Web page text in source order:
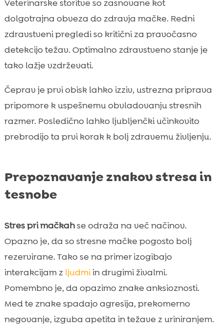
Veterinarske storitve so zasnovane kot
dolgotrajna obveza do zdravja mačke. Redni
zdravstveni pregledi so kritični za pravočasno
detekcijo težav. Optimalno zdravstveno stanje je
tako lažje vzdrževati.
Čeprav je prvi obisk lahko izziv, ustrezna priprava
pripomore k uspešnemu obvladovanju stresnih
razmer. Posledično lahko ljubljenčki učinkovito
prebrodijo ta prvi korak k bolj zdravemu življenju.
Prepoznavanje znakov stresa in
tesnobe
Stres pri mačkahse odraža na več načinov.
Opazno je, da so stresne mačke pogosto bolj
rezervirane. Tako se na primer izogibajo
interakcijam z ljudmiin drugimi živalmi.
Pomembno je, da opazimo znake anksioznosti.
Med te znake spadajo agresija, prekomerno
negovanje, izguba apetita in težave z uriniranjem.